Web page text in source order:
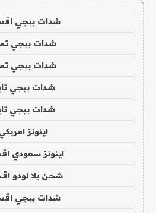
شدات ببجي
شدات ببجي
شدات ببجي
شدات ببجي
شدات ببجي
ايتونز
ايتونز سعودي
شحن يلا لودو
شدات ببجي